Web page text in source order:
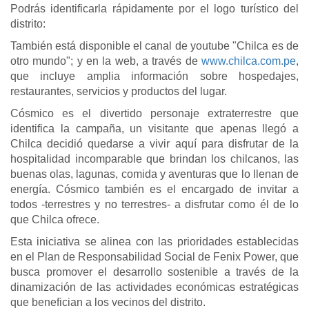
Podrás identificarla rápidamente por el logo turístico del
distrito:
También está disponible el canal de youtube "Chilca es de
otro mundo"; y en la web, a través de www.chilca.com.pe,
que incluye amplia información sobre hospedajes,
restaurantes, servicios y productos del lugar.
Cósmico es el divertido personaje extraterrestre que
identifica la campaña, un visitante que apenas llegó a
Chilca decidió quedarse a vivir aquí para disfrutar de la
hospitalidad incomparable que brindan los chilcanos, las
buenas olas, lagunas, comida y aventuras que lo llenan de
energía. Cósmico también es el encargado de invitar a
todos -terrestres y no terrestres- a disfrutar como él de lo
que Chilca ofrece.
Esta iniciativa se alinea con las prioridades establecidas
en el Plan de Responsabilidad Social de Fenix Power, que
busca promover el desarrollo sostenible a través de la
dinamización de las actividades económicas estratégicas
que benefician a los vecinos del distrito.